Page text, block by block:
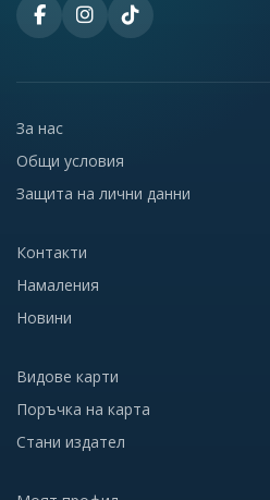
За нас
Общи условия
Защита на лични данни
Контакти
Намаления
Новини
Видове карти
Поръчка на карта
Стани издател